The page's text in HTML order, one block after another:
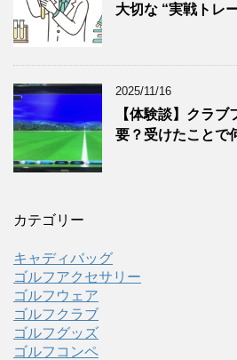
大切な “実戦トレ
2025/11/16
【体験談】クラ
要？受けたこと
カテゴリー
キャディバッグ
ゴルフアクセサリー
ゴルフウェア
ゴルフクラブ
ゴルフグッズ
ゴルフコンペ